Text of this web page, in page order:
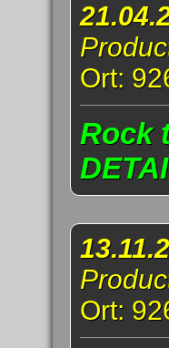
Ort:
Rock
Ort: